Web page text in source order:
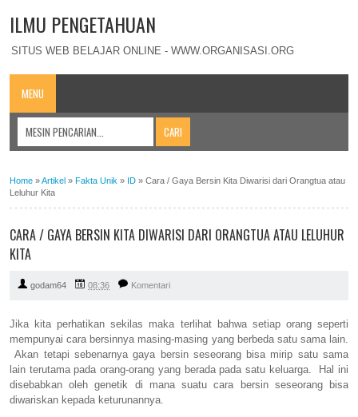
ILMU PENGETAHUAN
SITUS WEB BELAJAR ONLINE - WWW.ORGANISASI.ORG
MENU
Home »Artikel » Fakta Unik » ID » Cara / Gaya Bersin Kita Diwarisi dari Orangtua atau
Leluhur Kita
CARA / GAYA BERSIN KITA DIWARISI DARI ORANGTUA ATAU LELUHUR
KITA
godam64 08:36 Komentari
Jika kita perhatikan sekilas maka terlihat bahwa setiap orang seperti
mempunyai cara bersinnya masing-masing yang berbeda satu sama lain.
Akan tetapi sebenarnya gaya bersin seseorang bisa mirip satu sama
lain terutama pada orang-orang yang berada pada satu keluarga. Hal ini
disebabkan oleh genetik di mana suatu cara bersin seseorang bisa
diwariskan kepada keturunannya.